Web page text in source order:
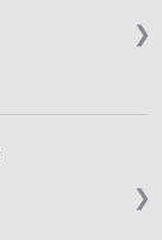
❯
❯